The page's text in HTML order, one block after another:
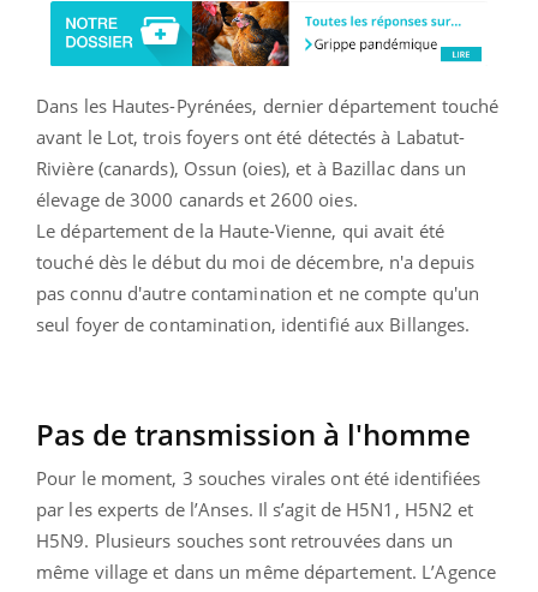
Dans les Hautes-Pyrénées, dernier département touché
avant le Lot, trois foyers ont été détectés à Labatut-
Rivière (canards), Ossun (oies), et à Bazillac dans un
élevage de 3000 canards et 2600 oies.
Le département de la Haute-Vienne, qui avait été
touché dès le début du moi de décembre, n'a depuis
pas connu d'autre contamination et ne compte qu'un
seul foyer de contamination, identifié aux Billanges.
Pas de transmission à l'homme
Pour le moment, 3 souches virales ont été identifiées
par les experts de l’Anses. Il s’agit de H5N1, H5N2 et
H5N9. Plusieurs souches sont retrouvées dans un
même village et dans un même département. L’Agence